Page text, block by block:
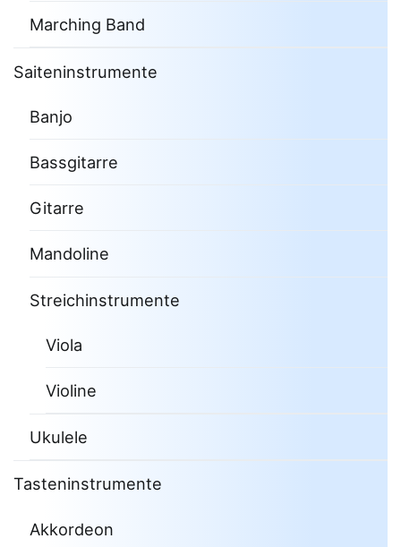
Marching Band
Saiteninstrumente
Banjo
Bassgitarre
Gitarre
Mandoline
Streichinstrumente
Viola
Violine
Ukulele
Tasteninstrumente
Akkordeon